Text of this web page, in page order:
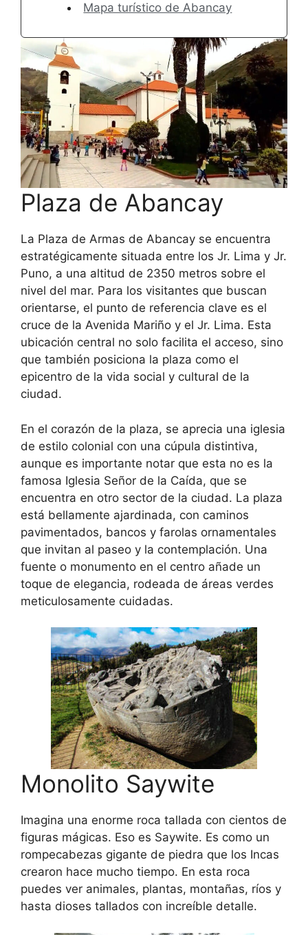
Mapa turístico de Abancay
Plaza de Abancay
La Plaza de Armas de Abancay se encuentra
estratégicamente situada entre los Jr. Lima y Jr.
Puno, a una altitud de 2350 metros sobre el
nivel del mar. Para los visitantes que buscan
orientarse, el punto de referencia clave es el
cruce de la Avenida Mariño y el Jr. Lima. Esta
ubicación central no solo facilita el acceso, sino
que también posiciona la plaza como el
epicentro de la vida social y cultural de la
ciudad.
En el corazón de la plaza, se aprecia una iglesia
de estilo colonial con una cúpula distintiva,
aunque es importante notar que esta no es la
famosa Iglesia Señor de la Caída, que se
encuentra en otro sector de la ciudad. La plaza
está bellamente ajardinada, con caminos
pavimentados, bancos y farolas ornamentales
que invitan al paseo y la contemplación. Una
fuente o monumento en el centro añade un
toque de elegancia, rodeada de áreas verdes
meticulosamente cuidadas.
Monolito Saywite
Imagina una enorme roca tallada con cientos de
figuras mágicas. Eso es Saywite. Es como un
rompecabezas gigante de piedra que los Incas
crearon hace mucho tiempo. En esta roca
puedes ver animales, plantas, montañas, ríos y
hasta dioses tallados con increíble detalle.